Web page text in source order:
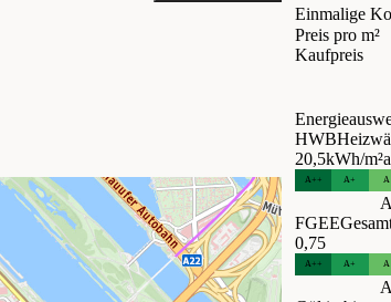
HWB
20,5kWh/m²a
A++ A+ A
FGEE
0,75
A++ A+ A
Einmalige
Preis pro m²
Kaufpreis